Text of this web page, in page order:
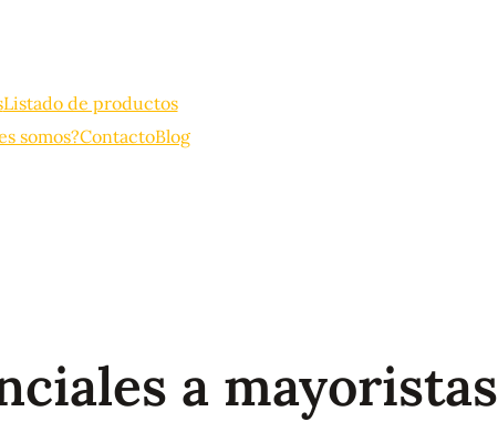
Listado de productos
somos?ContactoBlog
a mayoristas